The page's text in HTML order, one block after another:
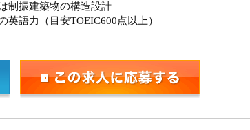
制振建築物の構造設計
英語力（目安TOEIC600点以上）